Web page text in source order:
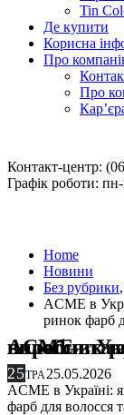
Tin
Де купити
Корисна
Про
Про
Контакт-центр:
Графік роботи:
Home
Новини
Без рубрики,
ACME в
ринок фарб
ACME в Україні: як український
25ТРА25.05.2026
ACME в Україні:
фарб для волосся